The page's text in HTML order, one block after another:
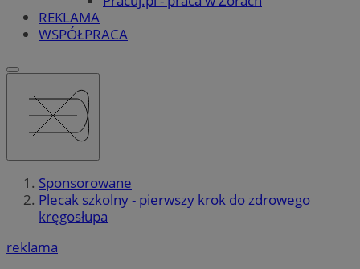
REKLAMA
WSPÓŁPRACA
Sponsorowane
Plecak szkolny - pierwszy krok do zdrowego
kręgosłupa
reklama